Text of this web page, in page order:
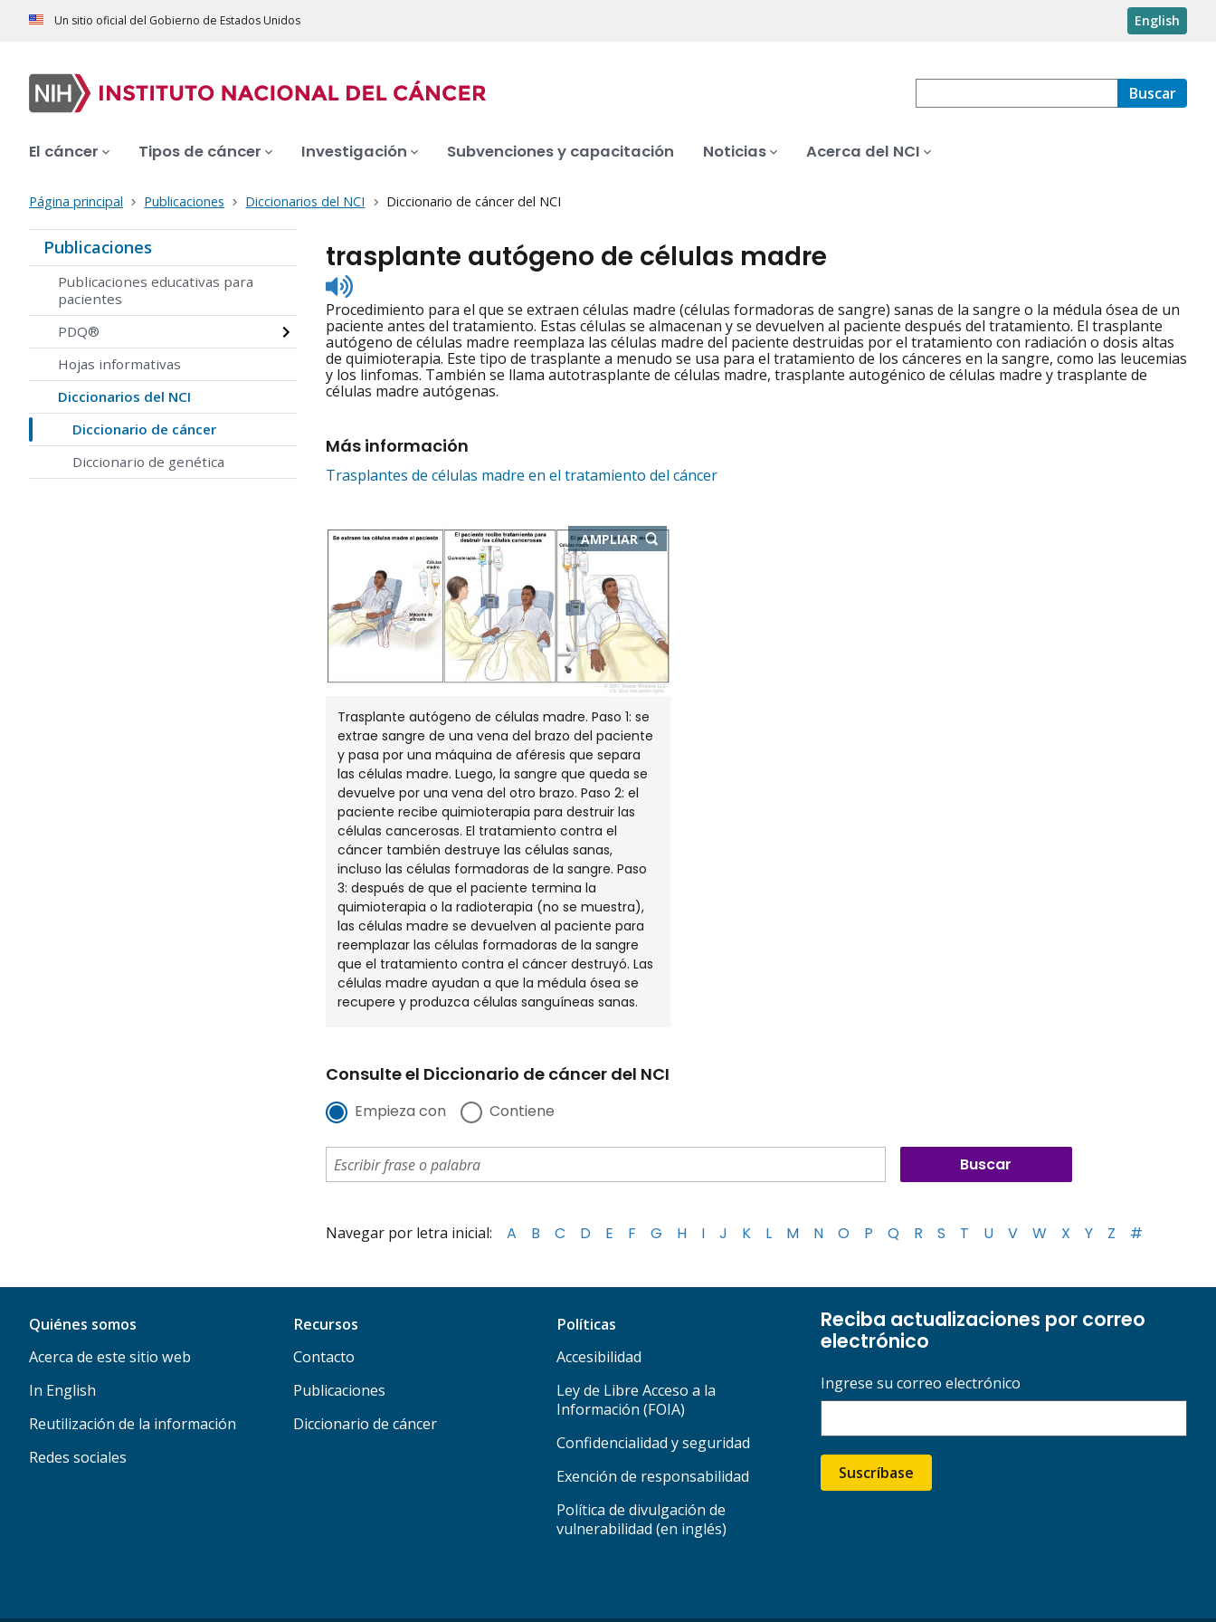
Un sitio oficial del Gobierno de Estados Unidos English
Buscar
El cáncer Tipos de cáncer Investigación Subvenciones y capacitación Noticias Acerca del NCI
Página principal Publicaciones Diccionarios del NCI Diccionario de cáncer del NCI
Publicaciones
Publicaciones educativas para
pacientes
PDQ®
Hojas informativas
Diccionarios del NCI
Diccionario de cáncer
Diccionario de genética
trasplante autógeno de células madre
Listen
to
pronunciation
Procedimiento para el que se extraen células madre (células formadoras de sangre) sanas de la sangre o la médula ósea de un
paciente antes del tratamiento. Estas células se almacenan y se devuelven al paciente después del tratamiento. El trasplante
autógeno de células madre reemplaza las células madre del paciente destruidas por el tratamiento con radiación o dosis altas
de quimioterapia. Este tipo de trasplante a menudo se usa para el tratamiento de los cánceres en la sangre, como las leucemias
y los linfomas. También se llama autotrasplante de células madre, trasplante autogénico de células madre y trasplante de
células madre autógenas.
Más información
Trasplantes de células madre en el tratamiento del cáncer
AMPLIAR-
ABRE
NUEVA
VENTANA
Trasplante autógeno de células madre. Paso 1: se
extrae sangre de una vena del brazo del paciente
y pasa por una máquina de aféresis que separa
las células madre. Luego, la sangre que queda se
devuelve por una vena del otro brazo. Paso 2: el
paciente recibe quimioterapia para destruir las
células cancerosas. El tratamiento contra el
cáncer también destruye las células sanas,
incluso las células formadoras de la sangre. Paso
3: después de que el paciente termina la
quimioterapia o la radioterapia (no se muestra),
las células madre se devuelven al paciente para
reemplazar las células formadoras de la sangre
que el tratamiento contra el cáncer destruyó. Las
células madre ayudan a que la médula ósea se
recupere y produzca células sanguíneas sanas.
Consulte el Diccionario de cáncer del NCI
Empieza con Contiene
Navegar por letra inicial: A B C D E F G H I J K L M N O P Q R S T U V W X Y Z #
Quiénes somos
Acerca de este sitio web
In English
Reutilización de la información
Redes sociales
Recursos
Contacto
Publicaciones
Diccionario de cáncer
Políticas
Accesibilidad
Ley de Libre Acceso a la
Información (FOIA)
Confidencialidad y seguridad
Exención de responsabilidad
Política de divulgación de
vulnerabilidad (en inglés)
Reciba actualizaciones por correo
electrónico
Ingrese su correo electrónico
Suscríbase